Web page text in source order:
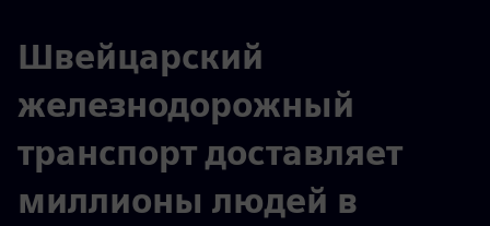
Швейцарский
железнодорожный
транспорт доставляет
миллионы людей в